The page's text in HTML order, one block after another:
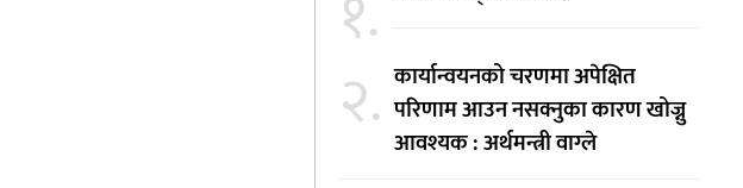
२. कार्यान्वयनको चरणमा अपेक्षित
परिणाम आउन नसक्नुका कारण खोज्नु
आवश्यक : अर्थमन्त्री वाग्ले